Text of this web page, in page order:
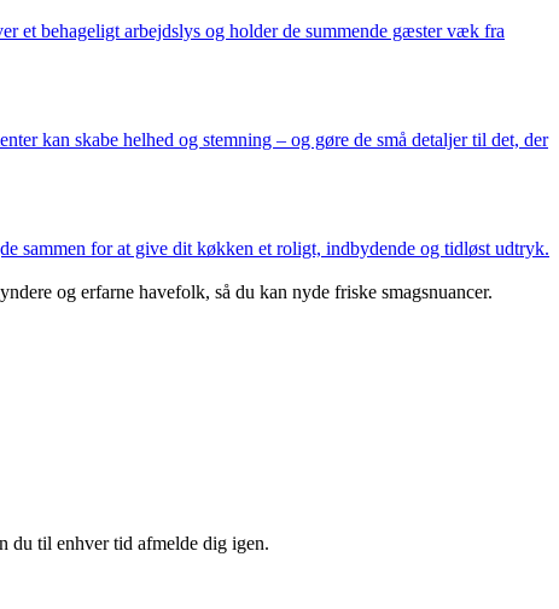
et behageligt arbejdslys og holder de summende gæster væk fra
kan skabe helhed og stemning – og gøre de små detaljer til det, der
sammen for at give dit køkken et roligt, indbydende og tidløst udtryk.
og erfarne havefolk, så du kan nyde friske smagsnuancer.
du til enhver tid afmelde dig igen.